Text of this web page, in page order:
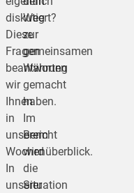
diskutiert?
Diese
Fragen
beantworten
wir
Ihnen
in
unserem
Wochenüberblick.
In
unserer
Weg
zur
gemeinsamen
Währung
gemacht
haben.
Im
Bericht
wird
die
Situation